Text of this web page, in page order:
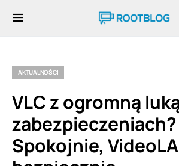
AKTUALNOŚCI
VLC z ogromną
zabezpieczeniach?
Spokojnie,